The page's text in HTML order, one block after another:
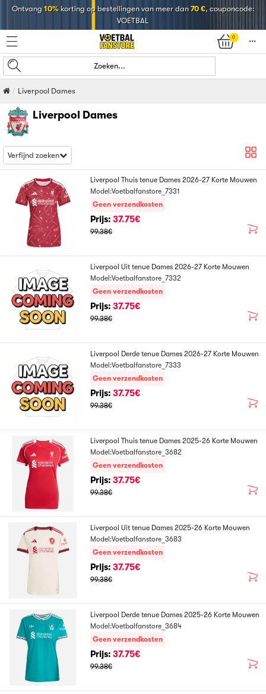
Ontvang 10%korting op bestellingen van meer dan70 €, couponcode:
VOETBAL
0
󰄒
Zoeken...
Liverpool Dames
Liverpool Dames
Verfijnd zoeken
Liverpool Thuis tenue Dames 2026-27 Korte Mouwen
Model:Voetbalfanstore_7331
Geen verzendkosten
Prijs: 37.75€
99.38€
Liverpool Uit tenue Dames 2026-27 Korte Mouwen
Model:Voetbalfanstore_7332
Geen verzendkosten
Prijs: 37.75€
99.38€
Liverpool Derde tenue Dames 2026-27 Korte Mouwen
Model:Voetbalfanstore_7333
Geen verzendkosten
Prijs: 37.75€
99.38€
Liverpool Thuis tenue Dames 2025-26 Korte Mouwen
Model:Voetbalfanstore_3682
Geen verzendkosten
Prijs: 37.75€
99.38€
Liverpool Uit tenue Dames 2025-26 Korte Mouwen
Model:Voetbalfanstore_3683
Geen verzendkosten
Prijs: 37.75€
99.38€
Liverpool Derde tenue Dames 2025-26 Korte Mouwen
Model:Voetbalfanstore_3684
Geen verzendkosten
Prijs: 37.75€
99.38€